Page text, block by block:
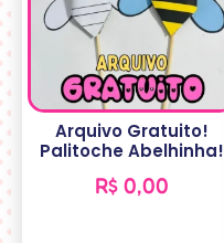
Arquivo Gratuito!
Palitoche Abelhinha!
R$ 0,00